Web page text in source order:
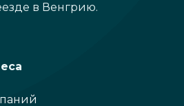
в Венгрию.